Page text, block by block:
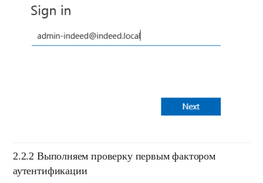
2.2.2 Выполняем проверку первым фактором
аутентификации